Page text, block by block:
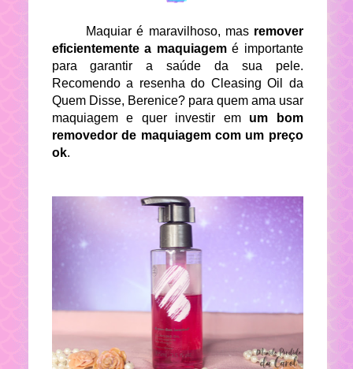
Maquiar é maravilhoso, mas remover
eficientemente a maquiagemé importante
para garantir a saúde da sua pele.
Recomendo a resenha do Cleasing Oil da
Quem Disse, Berenice? para quem ama usar
maquiagem e quer investir em um bom
removedor de maquiagem com um preço
ok.